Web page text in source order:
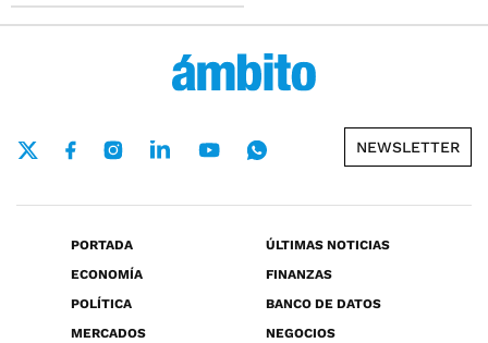
NEWSLETTER
PORTADA
ÚLTIMAS NOTICIAS
ECONOMÍA
FINANZAS
POLÍTICA
BANCO DE DATOS
MERCADOS
NEGOCIOS